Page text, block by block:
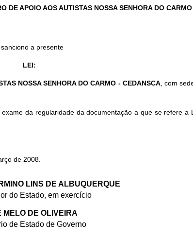
DE APOIO AOS AUTISTAS NOSSA SENHORA DO
a presente
LEI:
NOSSA SENHORA DO CARMO - CEDANSCA, com
da regularidade da documentação a que se refere
de 2008.
LINS DE ALBUQUERQUE
do Estado, em exercício
MELO DE OLIVEIRA
de Estado de Governo